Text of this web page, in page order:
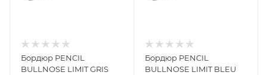
Бордюр PENCIL
BULLNOSE LIMIT GRIS
Бордюр PENCIL
BULLNOSE LIMIT BLEU